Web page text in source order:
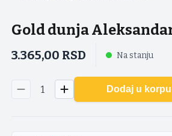
Gold dunja
3.365,00 RSD Na stanju
1 Dodaj u korpu